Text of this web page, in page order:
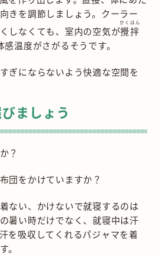
きを調節しましょう。クーラー
しなくても、室内の空気が攪拌
かくはん
温度がさがるそうです。
ぎにならないよう快適な空間を
ましょう
？
団をかけていますか？
ない、かけないで就寝するのは
暑い時だけでなく、就寝中は汗
を吸収してくれるパジャマを着
。